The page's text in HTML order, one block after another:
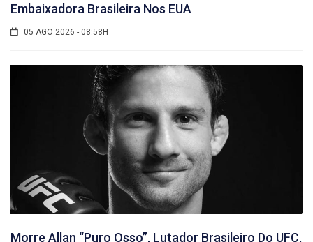
Embaixadora Brasileira Nos EUA
05 AGO 2026 - 08:58H
Morre Allan “Puro Osso”, Lutador Brasileiro Do UFC,